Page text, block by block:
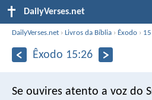
DailyVerses.net
DailyVerses.net ›Livros da Bíblia › Êxodo › 15
Êxodo 15:26
Se ouvires atento a voz do S